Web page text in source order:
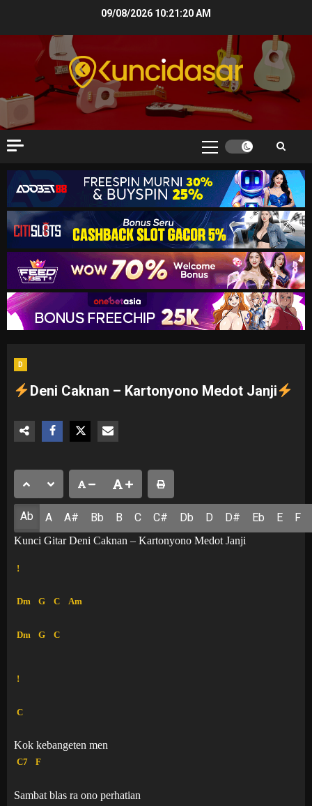
09/08/2026 10:21:21 AM
Primary
D
Deni Caknan – Kartonyono Medot Janji
Ab A A# Bb B C C# Db D D# Eb E F
Kunci Gitar Deni Caknan – Kartonyono Medot Janji
!
Dm G C Am
Dm G C
!
C
Kok kebangeten men
C7 F
Sambat blas ra ono perhatian